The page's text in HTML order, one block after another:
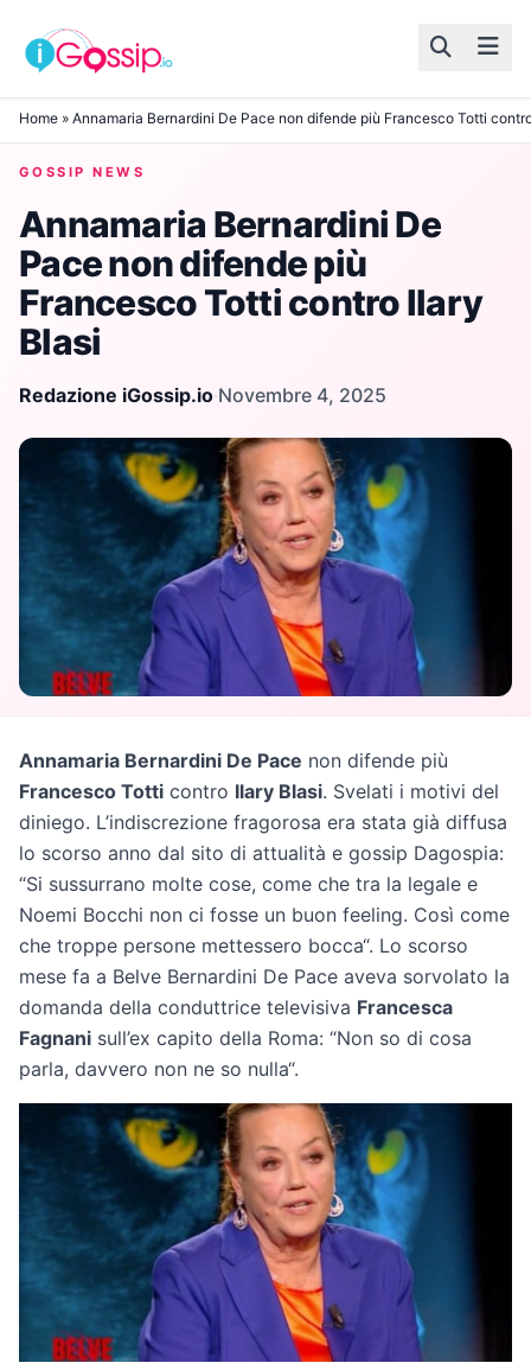
Skip to content
Home » Annamaria Bernardini De Pace non difende più Francesco Totti
GOSSIP NEWS
Annamaria Bernardini De
Pace non difende più
Francesco Totti contro Ilary
Blasi
Redazione iGossip.io·Novembre 4, 2025
Annamaria Bernardini De Pace non difende più
Francesco Totti contro Ilary Blasi. Svelati i motivi del
diniego. L’indiscrezione fragorosa era stata già diffusa
lo scorso anno dal sito di attualità e gossip Dagospia:
“Si sussurrano molte cose, come che tra la legale e
Noemi Bocchi non ci fosse un buon feeling. Così come
che troppe persone mettessero bocca“. Lo scorso
mese fa a Belve Bernardini De Pace aveva sorvolato la
domanda della conduttrice televisiva Francesca
Fagnani sull’ex capito della Roma: “Non so di cosa
parla, davvero non ne so nulla“.